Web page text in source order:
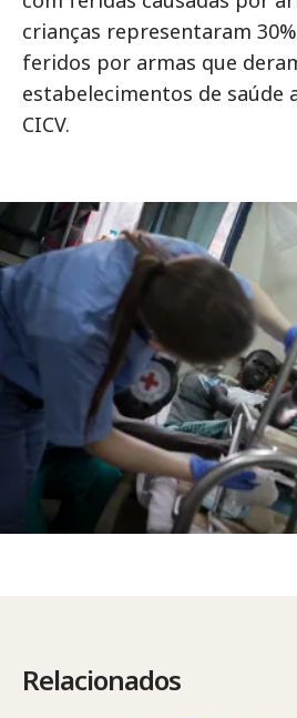
crianças representaram
feridos por armas que
estabelecimentos de saúde
CICV.
Relacionados